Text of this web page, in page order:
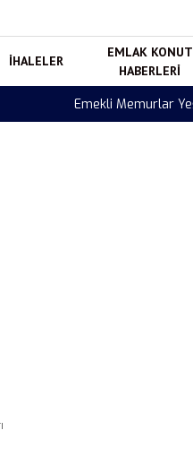
İHALELER
EMLAK KONUT
HABERLERI
Hangi Kurum Düzenleyecek?